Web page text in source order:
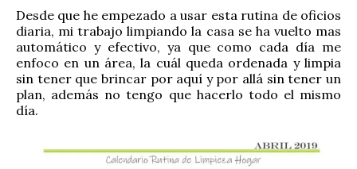
Desde que he empezado a usar esta rutina de oficios
diaria, mi trabajo limpiando la casa se ha vuelto mas
automático y efectivo, ya que como cada día me
enfoco en un área, la cuál queda ordenada y limpia
sin tener que brincar por aquí y por allá sin tener un
plan, además no tengo que hacerlo todo el mismo
día.